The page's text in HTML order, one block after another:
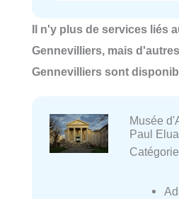
Il n'y plus de services liés
Gennevilliers, mais
Gennevilliers sont
Musée
Paul